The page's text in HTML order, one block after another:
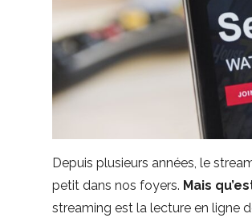
Depuis plusieurs années, le
petit dans nos foyers. Mais
streaming est la lecture en ligne